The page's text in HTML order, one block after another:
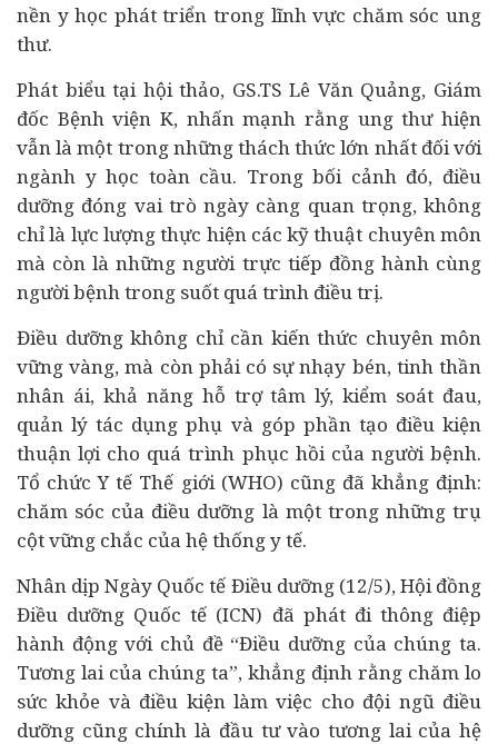
nền y học phát triển trong lĩnh vực chăm sóc ung
thư.
Phát biểu tại hội thảo, GS.TS Lê Văn Quảng, Giám
đốc Bệnh viện K, nhấn mạnh rằng ung thư hiện
vẫn là một trong những thách thức lớn nhất đối với
ngành y học toàn cầu. Trong bối cảnh đó, điều
dưỡng đóng vai trò ngày càng quan trọng, không
chỉ là lực lượng thực hiện các kỹ thuật chuyên môn
mà còn là những người trực tiếp đồng hành cùng
người bệnh trong suốt quá trình điều trị.
Điều dưỡng không chỉ cần kiến thức chuyên môn
vững vàng, mà còn phải có sự nhạy bén, tinh thần
nhân ái, khả năng hỗ trợ tâm lý, kiểm soát đau,
quản lý tác dụng phụ và góp phần tạo điều kiện
thuận lợi cho quá trình phục hồi của người bệnh.
Tổ chức Y tế Thế giới (WHO) cũng đã khẳng định:
chăm sóc của điều dưỡng là một trong những trụ
cột vững chắc của hệ thống y tế.
Nhân dịp Ngày Quốc tế Điều dưỡng (12/5), Hội đồng
Điều dưỡng Quốc tế (ICN) đã phát đi thông điệp
hành động với chủ đề “Điều dưỡng của chúng ta.
Tương lai của chúng ta”, khẳng định rằng chăm lo
sức khỏe và điều kiện làm việc cho đội ngũ điều
dưỡng cũng chính là đầu tưvào tương lai của hệ